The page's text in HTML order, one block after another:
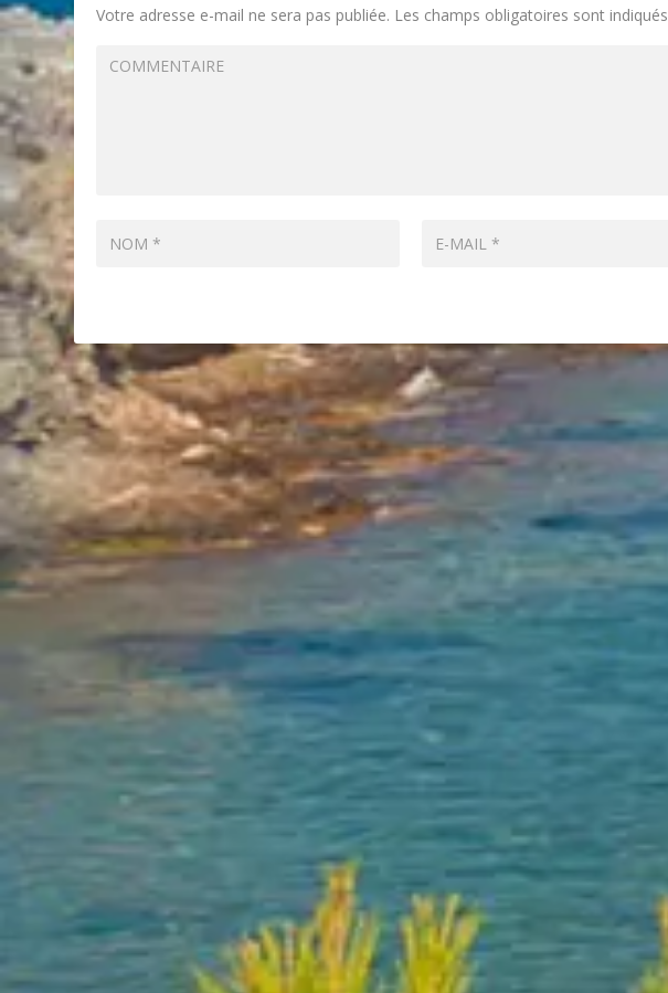
Votre adresse e-mail ne sera pas publiée. Les champs obligatoires sont